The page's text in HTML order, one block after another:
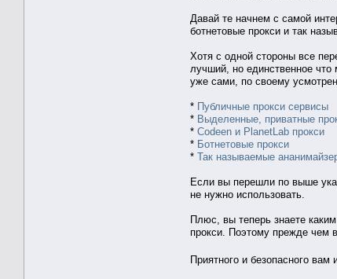
Давай те начнем с самой
ботнетовые прокси и так
Хотя с одной стороны все
лучший, но единственное
уже сами, по своему
* Публичные прокси сервисы
* Выделенные, приватные
* Codeen и PlanetLab прокси
* Ботнетовые прокси
* Так называемые
Если вы перешли по выше
не нужно использовать.
Плюс, вы теперь знаете
прокси. Поэтому прежде чем
Приятного и безопасного вам